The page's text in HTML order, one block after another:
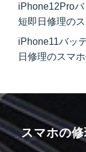
iPhone12Pro
短即日修理の
iPhone11バッ
日修理のスマ
スマホの